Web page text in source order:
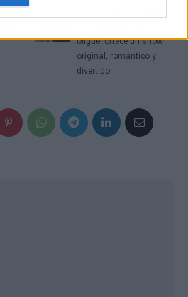
Miguel ofrece un show
original, romántico y
divertido